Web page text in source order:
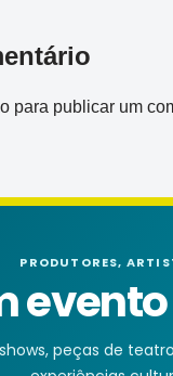
para publicar um
PRODUTORES,
peças de